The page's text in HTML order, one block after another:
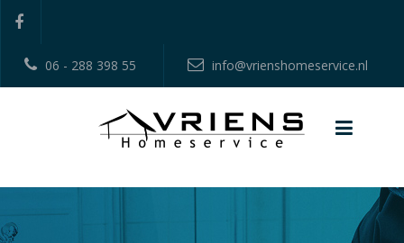
06 - 288 398 55 info@vrienshomeservice.nl